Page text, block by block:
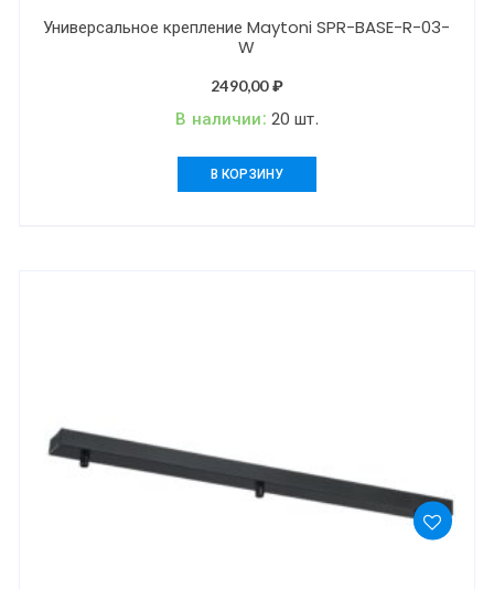
Универсальное крепление Maytoni SPR-BASE-R-03-
W
2490,00₽
В наличии: 20 шт.
В КОРЗИНУ